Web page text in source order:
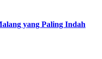
yang Paling Indah